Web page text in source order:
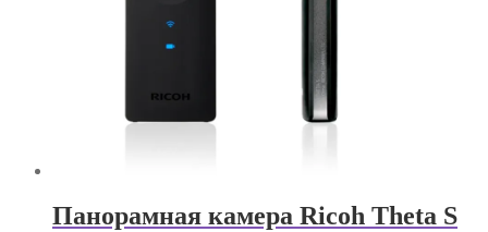
Панорамная камера Ricoh Theta S